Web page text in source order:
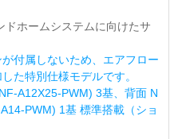
ドホームシステムに向けたサ
付属しないため、エアフロー
た特別仕様モデルです。
A12X25-PWM) 3基、背面 N
PWM) 1基 標準搭載（ショ